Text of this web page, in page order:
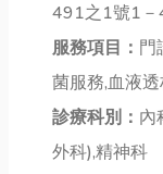
491之1號1－
服務項目： 門
菌服務,血液
診療科別： 內
外科),精神科